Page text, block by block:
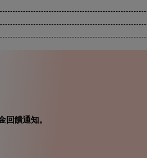
饋通知。